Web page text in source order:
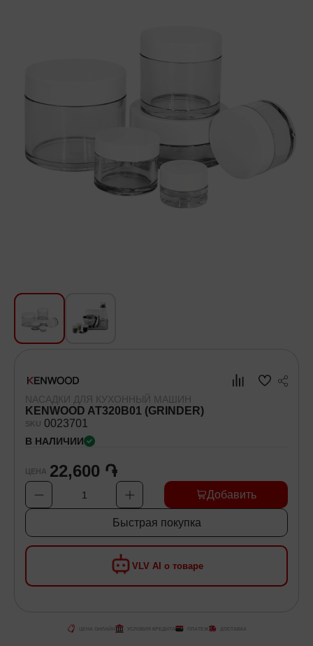
Аудиотехника для автомобилей
Санкерамика
Хозяйственные товары
Самокаты и Гироскутеры
VLV AI о товаре
NАСАДКИ ДЛЯ КУХОННЫЙ МАШИН
KENWOOD AT320B01 (GRINDER)
SKU 0023701
В НАЛИЧИИ
ЦЕНА 22,600 ֏
1 Добавить
Быстрая покупка
ЦЕНА ОНЛАЙН УСЛОВИЯ КРЕДИТА ПЛАТЕЖ ДОСТАВКА